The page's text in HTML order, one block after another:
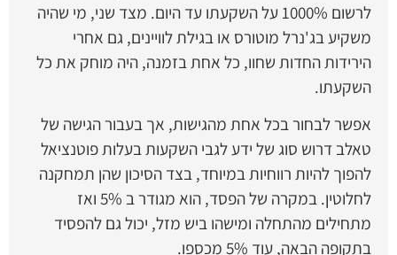
לרשום 1000% על השקעתו עד היום. מצד שני, מי שהיה
משקיע בג'נרל מוטורס או בגילת לוויינים, גם אחרי
הירידות החדות שחוו, כל אחת בזמנה, היה מוחק את כל
השקעתו.
אפשר לבחור בכל אחת מהגישות, אך בעבור הגישה של
טאלב דרוש סוג של ידע לגבי השקעות בעלות פוטנציאל
להפוך להיות רווחיות במיוחד, בצד הסיכון שהן תמחקנה
לחלוטין. במקרה של הפסד, הוא מגודר ב 5% ואז
מתחילים מהתחלה ומישהו ביש מזל, יכול גם להפסיד
בתקופה הבאה, עוד 5% מכספו.